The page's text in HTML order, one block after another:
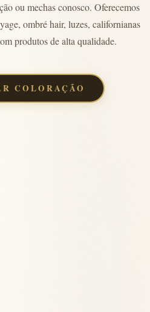
ou mechas conosco. Oferecemos
ombré hair, luzes, californianas
produtos de alta qualidade.
COLORAÇÃO